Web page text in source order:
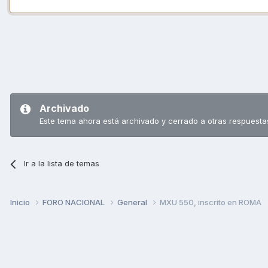
Archivado
Este tema ahora está archivado y cerrado a otras
Ir a la lista de temas
Inicio FORO NACIONAL General MXU 550, inscrito en ROMA